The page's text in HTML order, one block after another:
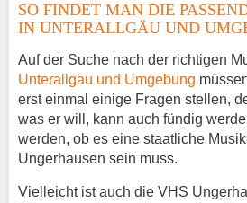
Gitarrenunterricht
Musiklehrer
SO FINDET MAN DIE
IN UNTERALLGÄU UND
Auf der Suche nach der richtigen
Unterallgäu und Umgebung
erst einmal einige Fragen stellen,
was er will, kann auch fündig
werden, ob es eine staatliche
Ungerhausen sein muss.
Vielleicht ist auch die VHS